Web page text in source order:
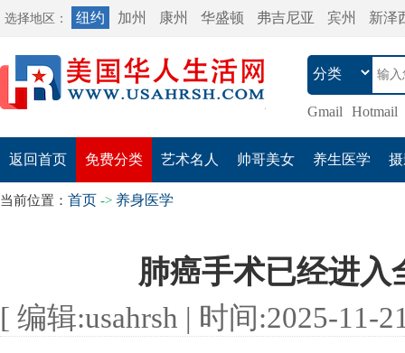
选择地区： 纽约 加州 康州 华盛顿 弗吉尼亚 宾州 新泽
Gmail Hotmail
返回首页 免费分类 艺术名人 帅哥美女 养生医学
当前位置： 首页 -> 养身医学
肺癌手术已经进入
[ 编辑:usahrsh | 时间:2025-11-